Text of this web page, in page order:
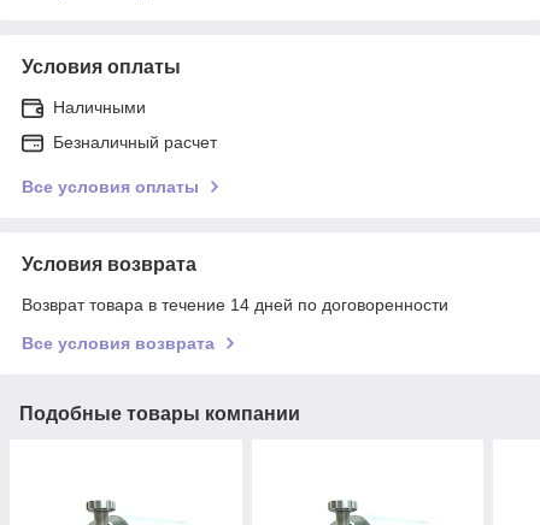
Условия оплаты
Наличными
Безналичный расчет
Все условия оплаты
Условия возврата
Возврат товара в течение 14 дней по договоренности
Все условия возврата
Подобные товары компании